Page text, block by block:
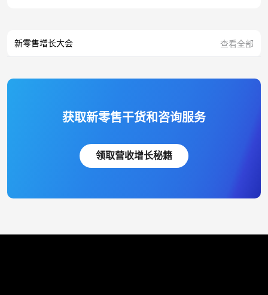
新零售增长大会 查看全部
获取新零售干货和咨询服务
领取营收增长秘籍